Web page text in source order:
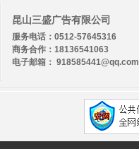
昆山三盛广告有限公司
服务电话：0512-57645316
商务合作：18136541063
电子邮箱： 918585441@qq.com